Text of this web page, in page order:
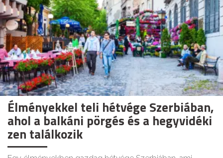
Élményekkel teli hétvége Szerbiában,
ahol a balkáni pörgés és a hegyvidéki
zen találkozik